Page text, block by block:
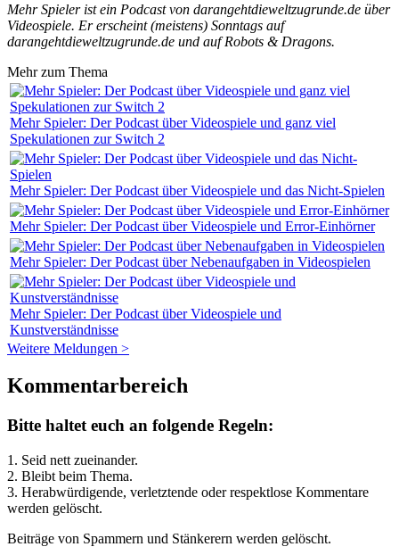
Mehr Spieler ist ein Podcast von darangehtdieweltzugrunde.de über
Videospiele. Er erscheint (meistens) Sonntags auf
darangehtdieweltzugrunde.de und auf Robots & Dragons.
Mehr zum Thema
Mehr Spieler: Der Podcast über Videospiele und ganz viel
Spekulationen zur Switch 2
Mehr Spieler: Der Podcast über Videospiele und das Nicht-Spielen
Mehr Spieler: Der Podcast über Videospiele und Error-Einhörner
Mehr Spieler: Der Podcast über Nebenaufgaben in Videospielen
Mehr Spieler: Der Podcast über Videospiele und
Kunstverständnisse
Weitere Meldungen >
Kommentarbereich
Bitte haltet euch an folgende Regeln:
1. Seid nett zueinander.
2. Bleibt beim Thema.
3. Herabwürdigende, verletztende oder respektlose Kommentare
werden gelöscht.
Beiträge von Spammern und Stänkerern werden gelöscht.